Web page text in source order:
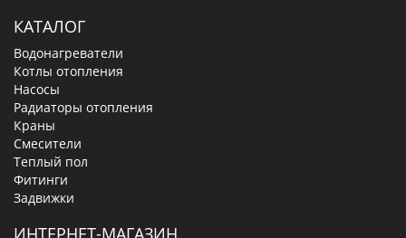
КАТАЛОГ
Водонагреватели
Котлы отопления
Насосы
Радиаторы отопления
Краны
Смесители
Теплый пол
Фитинги
Задвижки
ИНТЕРНЕТ-МАГАЗИН